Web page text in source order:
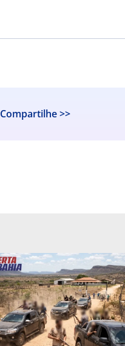
Compartilhe >>